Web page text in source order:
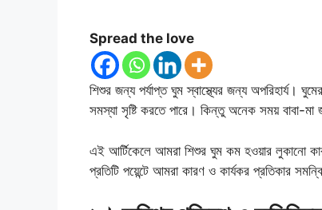
Spread the love
শিশুর জন্য পর্যাপ্ত ঘুম স্বাস্থ্যের জন্য অপরিহার্য।
সমস্যা সৃষ্টি করতে পারে। কিন্তু অনেক সময় বাবা-
এই আর্টিকেলে আমরা শিশুর ঘুম কম হওয়ার লুকানো
প্রতিটি পয়েন্টে আমরা কারণ ও কার্যকর প্রতিকার